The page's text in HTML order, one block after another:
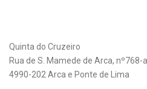
Quinta do Cruzeiro
Rua de S. Mamede de Arca, nº768-
4990-202 Arca e Ponte de Lima